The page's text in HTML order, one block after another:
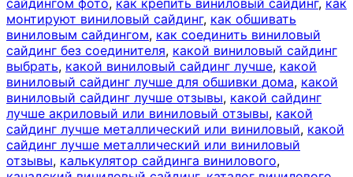
монтируют виниловый сайдинг, как обшивать
виниловым сайдингом, как соединить виниловый
сайдинг без соединителя, какой виниловый сайдинг
выбрать, какой виниловый сайдинг лучше, какой
виниловый сайдинг лучше для обшивки дома, какой
виниловый сайдинг лучше отзывы, какой сайдинг
лучше акриловый или виниловый отзывы, какой
сайдинг лучше металлический или виниловый, какой
сайдинг лучше металлический или виниловый
отзывы, калькулятор сайдинга винилового,